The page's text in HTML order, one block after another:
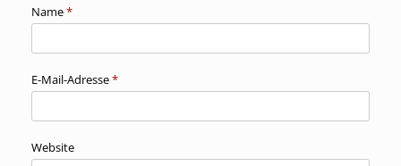
Name*
E-Mail-Adresse*
Website